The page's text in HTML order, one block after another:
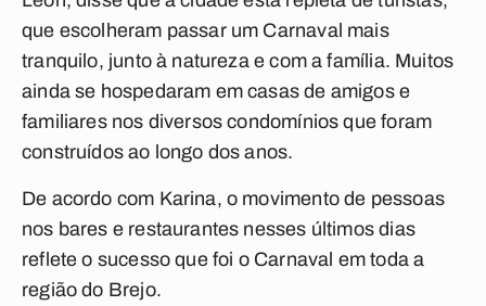
que escolheram passar um Carnaval mais
tranquilo, junto à natureza e com a família. Muitos
ainda se hospedaram em casas de amigos e
familiares nos diversos condomínios que foram
construídos ao longo dos anos.
De acordo com Karina, o movimento de pessoas
nos bares e restaurantes nesses últimos dias
reflete o sucesso que foi o Carnaval em toda a
região do Brejo.